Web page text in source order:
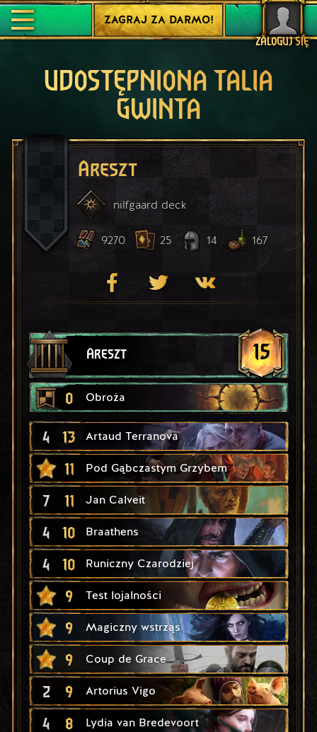
ZALOGUJ SIĘ
ZAGRAJ ZA DARMO!
UDOSTĘPNIONA TALIA
GWINTA
Areszt
nilfgaard deck
9270 25 14 167
Areszt 15
0 Obroża
4 13 Artaud Terranova
11 Pod Gąbczastym Grzybem
7 11 Jan Calveit
4 10 Braathens
4 10 Runiczny Czarodziej
9 Test lojalności
9 Magiczny wstrząs
9 Coup de Grace
2 9 Artorius Vigo
4 8 Lydia van Bredevoort